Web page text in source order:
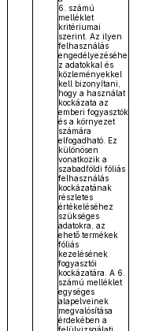
6. számú
melléklet
kritériumai
szerint. Az ilyen
felhasználás
engedélyezéséhe
z adatokkal és
közleményekkel
kell bizonyítani,
hogy a használat
kockázata az
emberi fogyasztók
és a környezet
számára
elfogadható. Ez
különösen
vonatkozik a
szabadföldi fóliás
felhasználás
kockázatának
részletes
értékeléséhez
szükséges
adatokra, az
ehető termékek
fóliás
kezelésének
fogyasztói
kockázatára. A 6.
számú melléklet
egységes
alapelveinek
megvalósítása
érdekében a